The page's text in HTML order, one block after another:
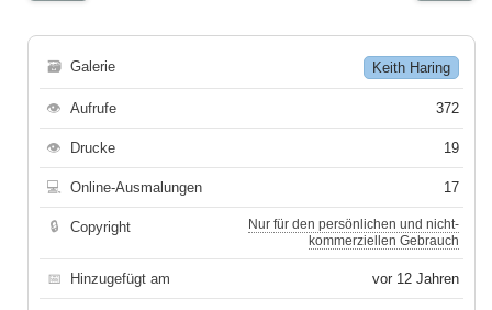
🗃 Galerie Keith Haring
👁 Aufrufe 372
👁 Drucke 19
💻 Online-Ausmalungen 17
🔒 Copyright
Nur für den persönlichen und nicht-
kommerziellen Gebrauch
📅 Hinzugefügt am vor 12 Jahren